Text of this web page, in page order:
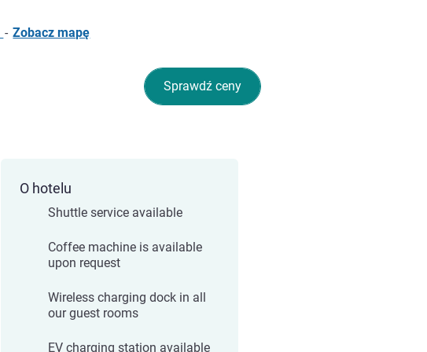
- Zobacz mapę
Sprawdź ceny
O hotelu
Shuttle service available
Coffee machine is available
upon request
Wireless charging dock in all
our guest rooms
EV charging station available